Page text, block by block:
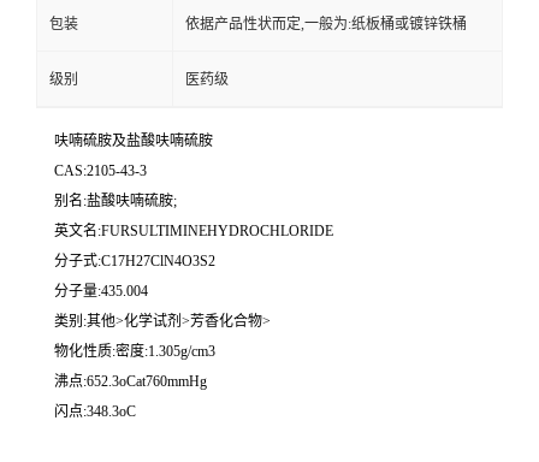
包装 依据产品性状而定,一般为:纸板桶或镀锌铁桶
级别 医药级
呋喃硫胺及盐酸呋喃硫胺
CAS:2105-43-3
别名:盐酸呋喃硫胺;
英文名:FURSULTIMINEHYDROCHLORIDE
分子式:C17H27ClN4O3S2
分子量:435.004
类别:其他>化学试剂>芳香化合物>
物化性质:密度:1.305g/cm3
沸点:652.3oCat760mmHg
闪点:348.3oC